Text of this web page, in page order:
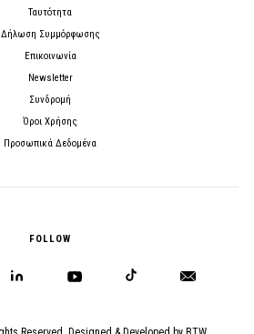
Ταυτότητα
Δήλωση Συμμόρφωσης
Επικοινωνία
Newsletter
Συνδρομή
Όροι Χρήσης
Προσωπικά Δεδομένα
FOLLOW